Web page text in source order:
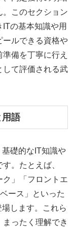
。このセクション
の基本知識や用
ールできる資格や
備を丁寧に行え
して評価される武
語
礎的なIT知識や
。たとえば、
ク」「フロントエ
ース」といった
します。これら
ったく理解でき